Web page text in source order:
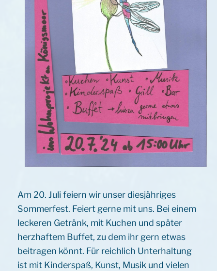
Am 20. Juli feiern wir unser diesjähriges
Sommerfest. Feiert gerne mit uns. Bei einem
leckeren Getränk, mit Kuchen und später
herzhaftem Buffet, zu dem ihr gern etwas
beitragen könnt. Für reichlich Unterhaltung
ist mit Kinderspaß, Kunst, Musik und vielen